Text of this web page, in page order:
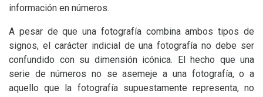
información en números.
A pesar de que una fotografía combina ambos tipos de
signos, el carácter indicial de una fotografía no debe ser
confundido con su dimensión icónica. El hecho que una
serie de números no se asemeje a una fotografía, o a
aquello que la fotografía supuestamente representa, no